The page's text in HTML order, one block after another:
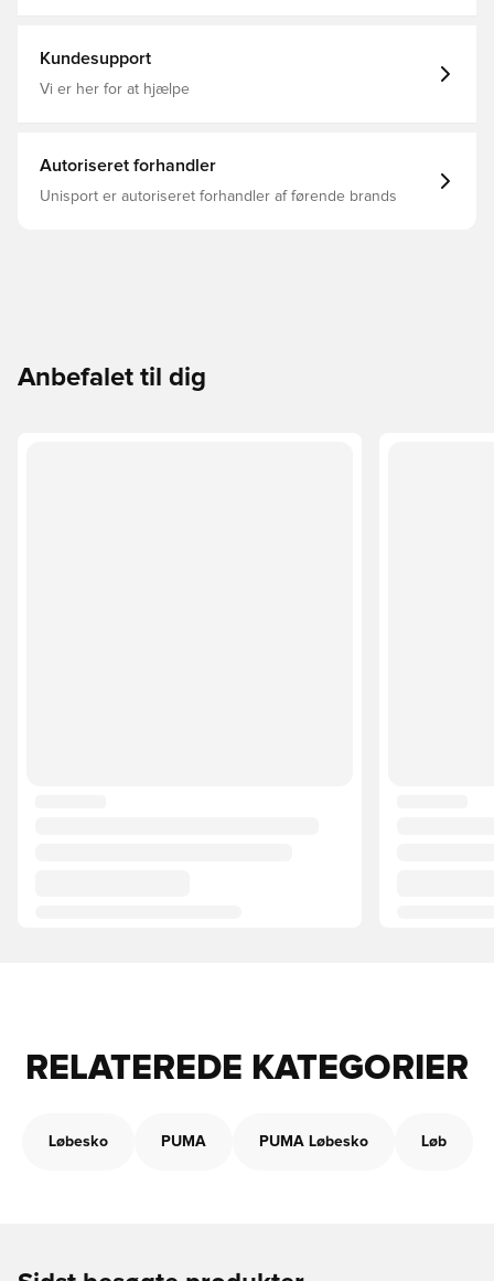
Kundesupport
Vi er her for at hjælpe
Autoriseret forhandler
Unisport er autoriseret forhandler af førende brands
Anbefalet til dig
RELATEREDE KATEGORIER
Løbesko PUMA PUMA Løbesko Løb